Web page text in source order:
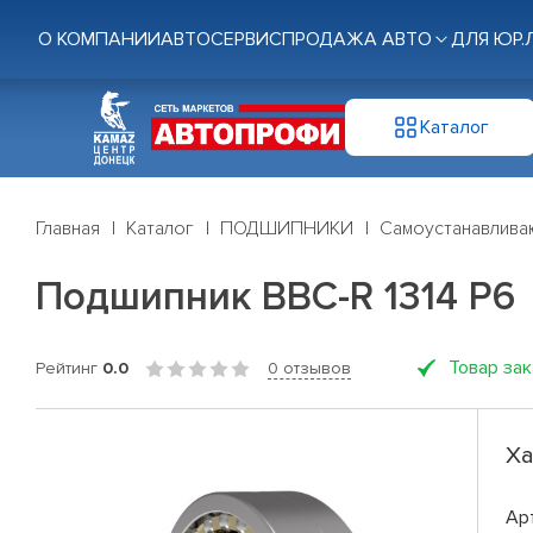
О КОМПАНИИАВТОСЕРВИСПРОДАЖА АВТО ДЛЯ
Каталог
Главная Каталог ПОДШИПНИКИ
Подшипник BBC-R 1314 P6
Рейтинг 0.0 0 отзывов Товар